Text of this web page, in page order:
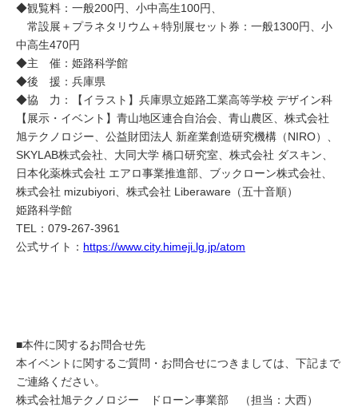
◆観覧料：一般200円、小中高生100円、
常設展＋プラネタリウム＋特別展セット券：一般1300円、小
中高生470円
◆主 催：姫路科学館
◆後 援：兵庫県
◆協 力：【イラスト】兵庫県立姫路工業高等学校 デザイン科
【展示・イベント】青山地区連合自治会、青山農区、株式会社
旭テクノロジー、公益財団法人 新産業創造研究機構（NIRO）、
SKYLAB株式会社、大同大学 橋口研究室、株式会社 ダスキン、
日本化薬株式会社 エアロ事業推進部、ブックローン株式会社、
株式会社 mizubiyori、株式会社 Liberaware（五十音順）
姫路科学館
TEL：079-267-3961
公式サイト： https://www.city.himeji.lg.jp/atom
■本件に関するお問合せ先
本イベントに関するご質問・お問合せにつきましては、下記まで
ご連絡ください。
株式会社旭テクノロジー ドローン事業部 （担当：大西）